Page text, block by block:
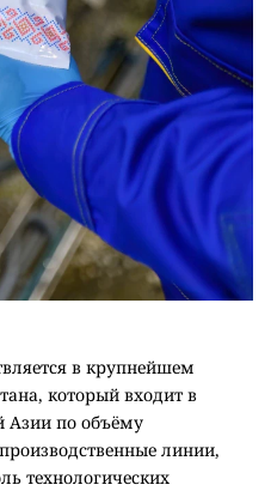
в крупнейшем
который входит в
Азии по объёму
линии,
технологических